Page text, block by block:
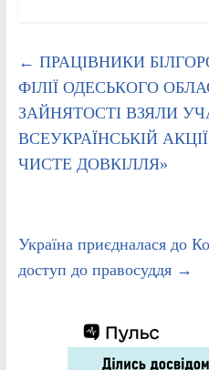
← ПРАЦІВНИКИ
ФІЛІЇ ОДЕСЬКОГО
ЗАЙНЯТОСТІ ВЗЯЛИ
ВСЕУКРАЇНСЬКІЙ
ЧИСТЕ ДОВКІЛЛЯ»
Україна приєдналася до
доступ до правосуддя →